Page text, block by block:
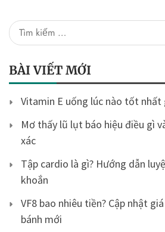
Tìm
kiếm
BÀI VIẾT MỚI
Vitamin E uống lúc nào tốt nhất
Mơ thấy lũ lụt báo hiệu điều gì
xác
Tập cardio là gì? Hướng dẫn
khoắn
VF8 bao nhiêu tiền? Cập nhật
bánh mới